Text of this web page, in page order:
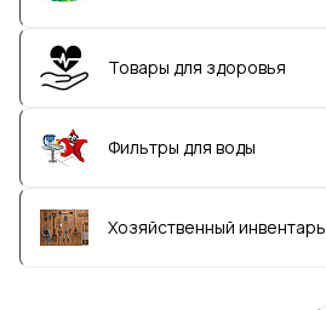
Товары для здоровья
Фильтры для воды
Хозяйственный инвентарь